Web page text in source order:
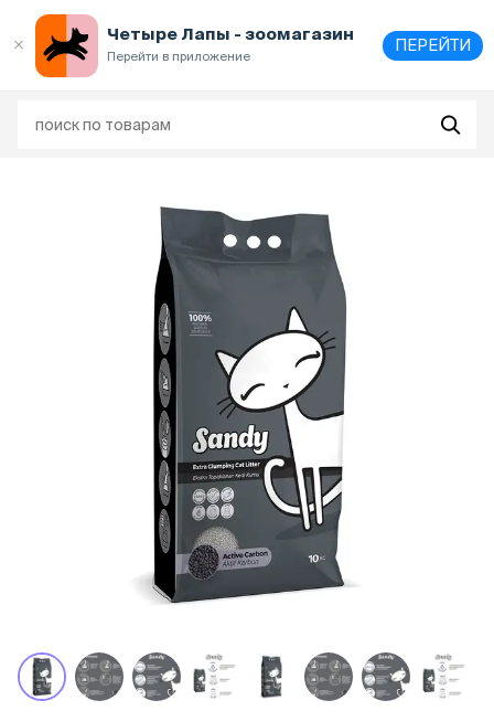
Четыре Лапы - зоомагазин
Перейти в приложение
ПЕРЕЙТИ